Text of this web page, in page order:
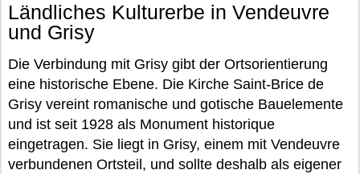
Ländliches Kulturerbe in Vendeuvre
und Grisy
Die Verbindung mit Grisy gibt der Ortsorientierung
eine historische Ebene. Die Kirche Saint-Brice de
Grisy vereint romanische und gotische Bauelemente
und ist seit 1928 als Monument historique
eingetragen. Sie liegt in Grisy, einem mit Vendeuvre
verbundenen Ortsteil, und sollte deshalb als eigener